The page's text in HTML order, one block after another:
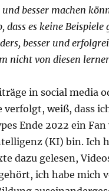
besser machen
dass es keine Beispiele
besser und
nicht von diesen
in social media
verfolgt, weiß, dass
Ende 2022 ein Fan
(KI) bin. Ich
dazu gelesen,
ich habe mich